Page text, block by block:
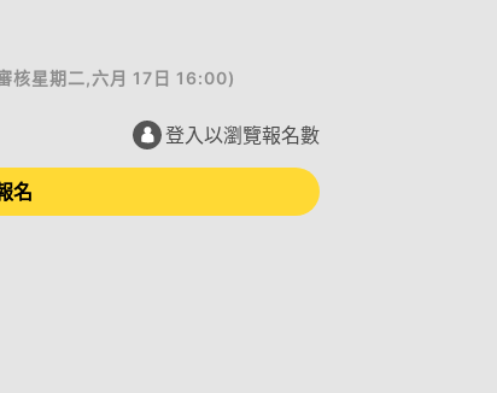
核星期二,六月 17日 16:00)
登入以瀏覽報名數
名